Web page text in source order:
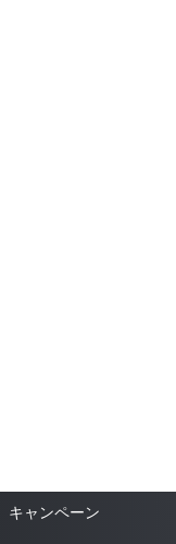
キャンペーン